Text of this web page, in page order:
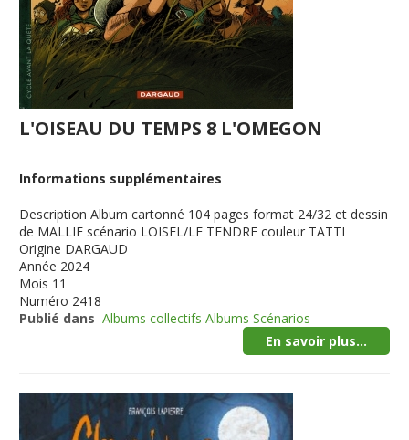
L'OISEAU DU TEMPS 8 L'OMEGON
Informations supplémentaires
Description Album cartonné 104 pages format 24/32 et dessin
de MALLIE scénario LOISEL/LE TENDRE couleur TATTI
Origine DARGAUD
Année 2024
Mois 11
Numéro 2418
Publié dans Albums collectifs Albums Scénarios
En savoir plus...